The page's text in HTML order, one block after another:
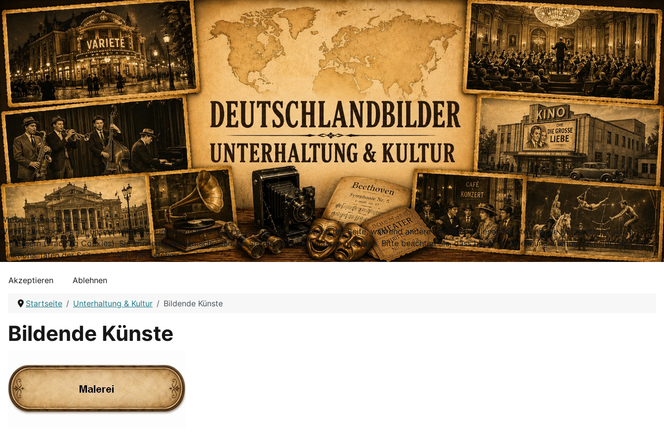
Startseite Unterhaltung & Kultur Bildende Künste
Bildende Künste
Wir benutzen Cookies
Wir nutzen Cookies auf unserer Website. Einige von ihnen sind essenziell für den Betrieb der Seite, während andere uns helfen, diese Website und die Nutzererfahrung zu
verbessern (Tracking Cookies). Sie können selbst entscheiden, ob Sie die Cookies zulassen möchten. Bitte beachten Sie, dass bei einer Ablehnung womöglich nicht mehr alle
Funktionalitäten der Seite zur Verfügung stehen.
Akzeptieren Ablehnen